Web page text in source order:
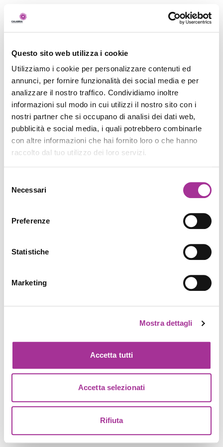
Questo sito web utilizza i cookie
Utilizziamo i cookie per personalizzare contenuti ed
annunci, per fornire funzionalità dei social media e per
analizzare il nostro traffico. Condividiamo inoltre
informazioni sul modo in cui utilizzi il nostro sito con i
nostri partner che si occupano di analisi dei dati web,
pubblicità e social media, i quali potrebbero combinarle
con altre informazioni che hai fornito loro o che hanno
raccolto dal tuo utilizzo dei loro servizi.
delNecessari
Preferenze
Statistiche
Marketing
Mostra dettagli
Accetta tutti
Accetta selezionati
Rifiuta